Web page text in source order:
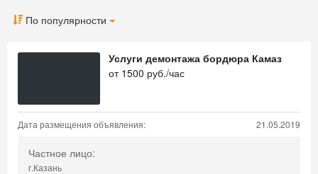
По популярности
Услуги демонтажа бордюра Камаз
от 1500 руб./час
Дата размещения объявления: 21.05.2019
Частное лицо:
г.Казань